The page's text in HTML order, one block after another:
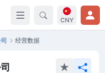
CNY
经营数据